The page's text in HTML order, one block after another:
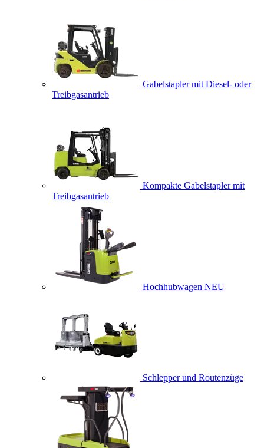
Gabelstapler mit Diesel- oder
Treibgasantrieb
Kompakte Gabelstapler mit
Treibgasantrieb
Hochhubwagen NEU
Schlepper und Routenzüge